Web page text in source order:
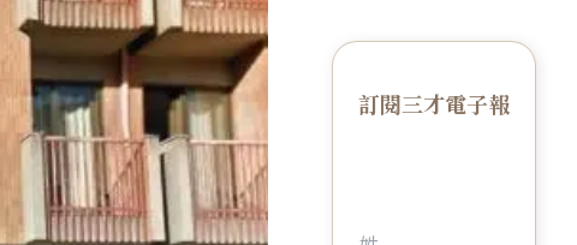
訂閱三才電子報